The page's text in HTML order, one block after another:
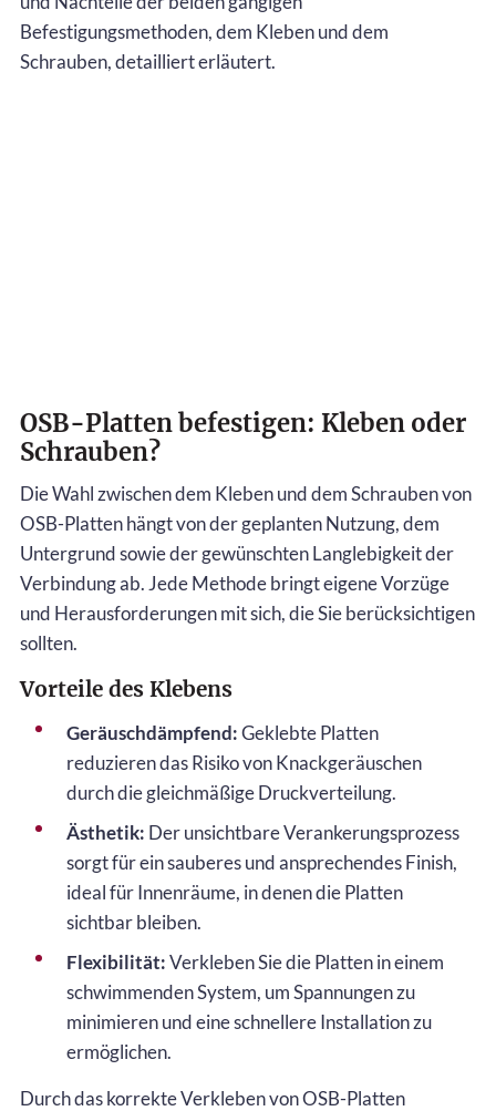
Befestigungsmethoden, dem Kleben und dem
Schrauben, detailliert erläutert.
OSB-Platten befestigen: Kleben oder
Schrauben?
Die Wahl zwischen dem Kleben und dem Schrauben von
OSB-Platten hängt von der geplanten Nutzung, dem
Untergrund sowie der gewünschten Langlebigkeit der
Verbindung ab. Jede Methode bringt eigene Vorzüge
und Herausforderungen mit sich, die Sie berücksichtigen
sollten.
Vorteile des Klebens
Geräuschdämpfend:Geklebte Platten
reduzieren das Risiko von Knackgeräuschen
durch die gleichmäßige Druckverteilung.
Ästhetik: Der unsichtbare Verankerungsprozess
sorgt für ein sauberes und ansprechendes Finish,
ideal für Innenräume, in denen die Platten
sichtbar bleiben.
Flexibilität:Verkleben Sie die Platten in einem
schwimmenden System, um Spannungen zu
minimieren und eine schnellere Installation zu
ermöglichen.
Durch das korrekte Verkleben von OSB-Platten